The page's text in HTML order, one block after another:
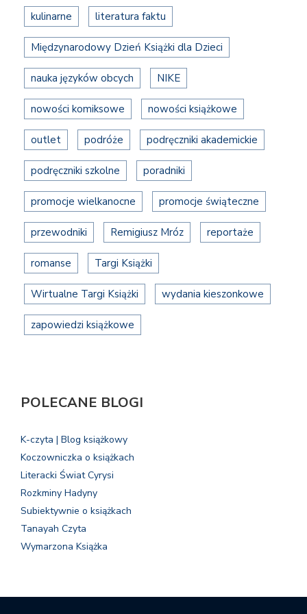
kulinarne literatura faktu
Międzynarodowy Dzień Książki dla Dzieci
nauka języków obcych NIKE
nowości komiksowe nowości książkowe
outlet podróże podręczniki akademickie
podręczniki szkolne poradniki
promocje wielkanocne promocje świąteczne
przewodniki Remigiusz Mróz reportaże
romanse Targi Książki
Wirtualne Targi Książki wydania kieszonkowe
zapowiedzi książkowe
POLECANE BLOGI
K-czyta | Blog książkowy
Koczowniczka o książkach
Literacki Świat Cyrysi
Rozkminy Hadyny
Subiektywnie o książkach
Tanayah Czyta
Wymarzona Książka